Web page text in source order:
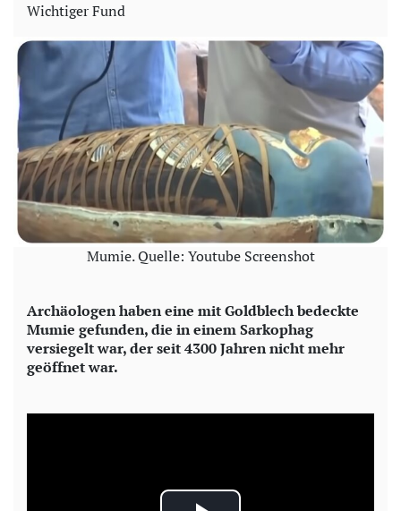
Wichtiger Fund
Mumie. Quelle: Youtube Screenshot
Archäologen haben eine mit Goldblech bedeckte
Mumie gefunden, die in einem Sarkophag
versiegelt war, der seit 4300 Jahren nicht mehr
geöffnet war.